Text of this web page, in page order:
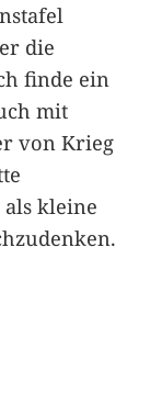
die
finde ein
mit
von Krieg
kleine